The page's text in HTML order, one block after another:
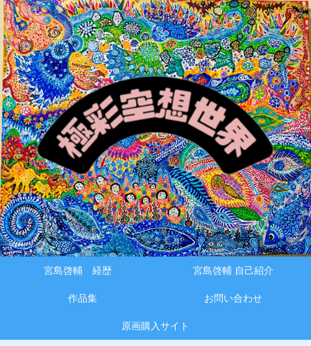
宮島啓輔 経歴 宮島啓輔 自己紹介
作品集 お問い合わせ
原画購入サイト
メニュー 検索